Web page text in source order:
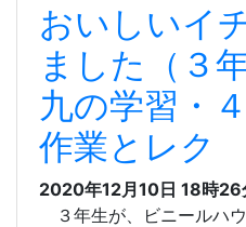
おいしいイ
ました（３
九の学習・
作業とレク
2020年12月10日 18時26
３年生が、ビニールハ